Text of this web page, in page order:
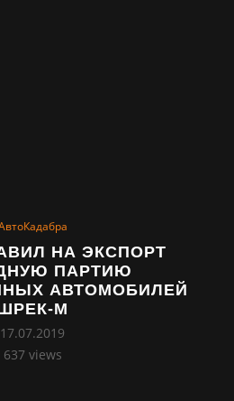
НА ЭКСПОРТ
ПАРТИЮ
АВТОМОБИЛЕЙ
М
17.07.2019
637 views